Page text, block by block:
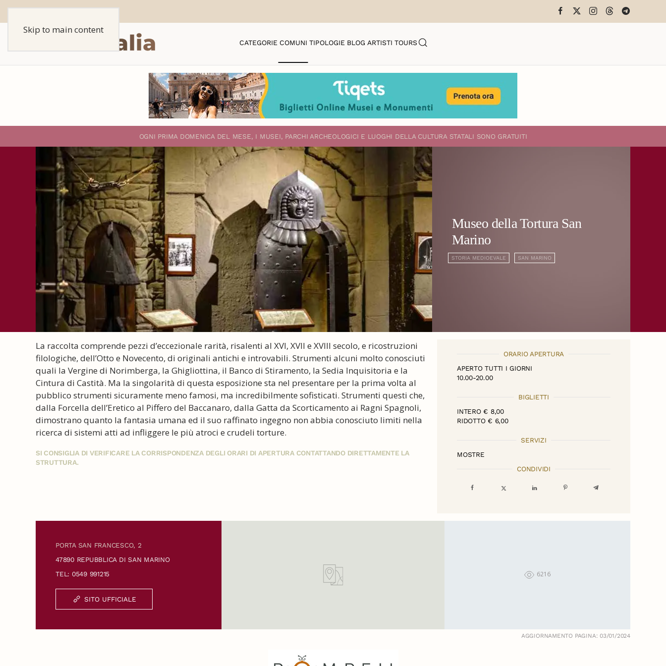
Skip to main content
CATEGORIE COMUNI TIPOLOGIE BLOG ARTISTI TOURS
OGNI PRIMA DOMENICA DEL MESE, I MUSEI, PARCHI ARCHEOLOGICI E LUOGHI DELLA CULTURA STATALI SONO GRATUITI
Museo della Tortura San
Marino
STORIA MEDIOEVALE SAN MARINO
La raccolta comprende pezzi d’eccezionale rarità, risalenti al XVI, XVII e XVIII secolo, e ricostruzioni
filologiche, dell’Otto e Novecento, di originali antichi e introvabili. Strumenti alcuni molto conosciuti
quali la Vergine di Norimberga, la Ghigliottina, il Banco di Stiramento, la Sedia Inquisitoria e la
Cintura di Castità. Ma la singolarità di questa esposizione sta nel presentare per la prima volta al
pubblico strumenti sicuramente meno famosi, ma incredibilmente sofisticati. Strumenti questi che,
dalla Forcella dell’Eretico al Piffero del Baccanaro, dalla Gatta da Scorticamento ai Ragni Spagnoli,
dimostrano quanto la fantasia umana ed il suo raffinato ingegno non abbia conosciuto limiti nella
ricerca di sistemi atti ad infliggere le più atroci e crudeli torture.
SI CONSIGLIA DI VERIFICARE LA CORRISPONDENZA DEGLI ORARI DI APERTURA CONTATTANDO DIRETTAMENTE LA
STRUTTURA.
ORARIO APERTURA
APERTO TUTTI I GIORNI
10.00-20.00
BIGLIETTI
INTERO € 8,00
RIDOTTO € 6,00
SERVIZI
MOSTRE
CONDIVIDI
PORTA SAN FRANCESCO, 2
47890 REPUBBLICA DI SAN MARINO
TEL: 0549 991215
SITO UFFICIALE
6216
AGGIORNAMENTO PAGINA: 03/01/2024